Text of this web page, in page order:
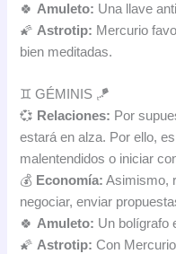
🍀 Amuleto: Una llave
🌠 Astrotip: Mercurio
bien meditadas.
♊ GÉMINIS 🪁
💞 Relaciones: Por
estará en alza. Por ello,
malentendidos o iniciar
💰 Economía: Asimismo,
negociar, enviar
🍀Amuleto: Un bolígrafo
🌠Astrotip: Con